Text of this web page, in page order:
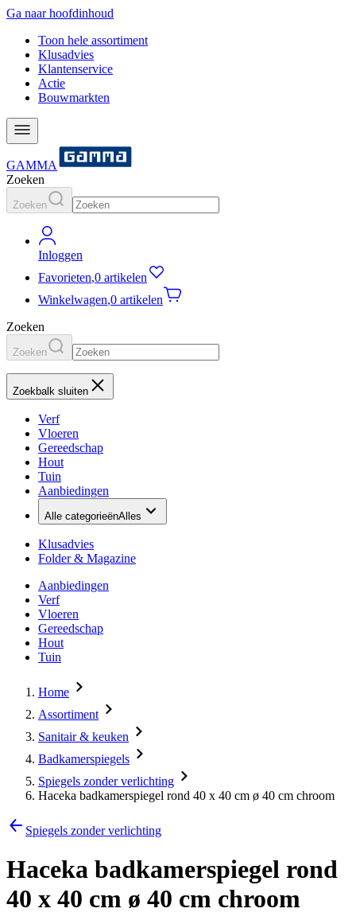
Ga naar hoofdinhoud
Toon hele assortiment
Klusadvies
Klantenservice
Actie
Bouwmarkten
GAMMA
Zoeken
Zoeken
Inloggen
Favorieten,0 artikelen
Winkelwagen,0 artikelen
Zoeken
Zoeken
Zoekbalk sluiten
Verf
Vloeren
Gereedschap
Hout
Tuin
Aanbiedingen
Alle categorieënAlles
Klusadvies
Folder & Magazine
Aanbiedingen
Verf
Vloeren
Gereedschap
Hout
Tuin
Home
Assortiment
Sanitair & keuken
Badkamerspiegels
Spiegels zonder verlichting
Haceka badkamerspiegel rond 40 x 40 cm ø 40 cm chroom
Spiegels zonder verlichting
Haceka badkamerspiegel rond
40 x 40 cm ø 40 cm chroom